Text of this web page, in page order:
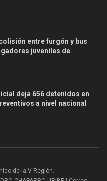
entre furgón y bus
juveniles de
deja 656 detenidos en
a nivel nacional
de la V Región.